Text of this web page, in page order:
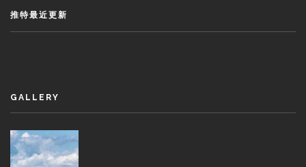
推特最近更新
GALLERY